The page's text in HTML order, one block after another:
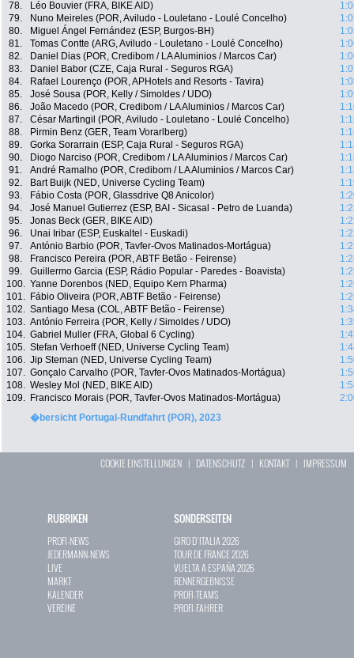
78.
Léo Bouvier (FRA, BIKE AID)
79.
Nuno Meireles (POR, Aviludo - Louletano - Loulé Concelho)
80.
Miguel Ángel Fernández (ESP, Burgos-BH)
81.
Tomas Contte (ARG, Aviludo - Louletano - Loulé Concelho)
82.
Daniel Dias (POR, Credibom / LA Aluminios / Marcos Car)
83.
Daniel Babor (CZE, Caja Rural - Seguros RGA)
84.
Rafael Lourenço (POR, APHotels and Resorts - Tavira)
85.
José Sousa (POR, Kelly / Simoldes / UDO)
86.
João Macedo (POR, Credibom / LA Aluminios / Marcos Car)
87.
César Martingil (POR, Aviludo - Louletano - Loulé Concelho)
88.
Pirmin Benz (GER, Team Vorarlberg)
89.
Gorka Sorarrain (ESP, Caja Rural - Seguros RGA)
90.
Diogo Narciso (POR, Credibom / LA Aluminios / Marcos Car)
91.
André Ramalho (POR, Credibom / LA Aluminios / Marcos Car)
92.
Bart Buijk (NED, Universe Cycling Team)
93.
Fábio Costa (POR, Glassdrive Q8 Anicolor)
94.
José Manuel Gutierrez (ESP, BAI - Sicasal - Petro de Luanda)
95.
Jonas Beck (GER, BIKE AID)
96.
Unai Iribar (ESP, Euskaltel - Euskadi)
97.
António Barbio (POR, Tavfer-Ovos Matinados-Mortágua)
98.
Francisco Pereira (POR, ABTF Betão - Feirense)
99.
Guillermo Garcia (ESP, Rádio Popular - Paredes - Boavista)
100. Yanne Dorenbos (NED, Equipo Kern Pharma)
101.
Fábio Oliveira (POR, ABTF Betão - Feirense)
102. Santiago Mesa (COL, ABTF Betão - Feirense)
103. António Ferreira (POR, Kelly / Simoldes / UDO)
104. Gabriel Muller (FRA, Global 6 Cycling)
105. Stefan Verhoeff (NED, Universe Cycling Team)
106. Jip Steman (NED, Universe Cycling Team)
107. Gonçalo Carvalho (POR, Tavfer-Ovos Matinados-Mortágua)
108. Wesley Mol (NED, BIKE AID)
109.
Francisco Morais (POR, Tavfer-Ovos Matinados-Mortágua)
�bersicht Portugal-Rundfahrt (POR), 2023
COOKIE EINSTELLUNGEN | DATENSCHUTZ | KONTAKT| IMPRESSUM
RUBRIKEN
PROFI-NEWS
JEDERMANN-NEWS
LIVE
MARKT
KALENDER
VEREINE
SONDERSEITEN
GIRO D`ITALIA 2026
TOUR DE FRANCE 2026
VUELTA A ESPAÑA 2026
RENNERGEBNISSE
PROFI-TEAMS
PROFI-FAHRER